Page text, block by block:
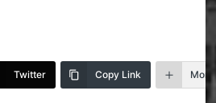
Twitter Copy Link More